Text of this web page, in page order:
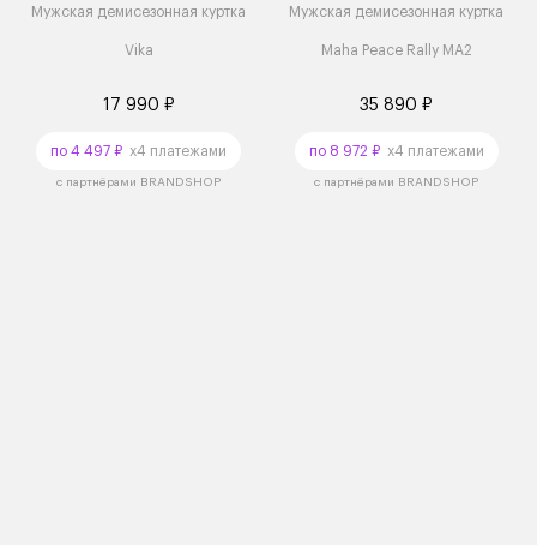
Мужская демисезонная куртка
Vika
17 990 ₽
по 4 497 ₽ x4 платежами
с партнёрами BRANDSHOP
Мужская демисезонная куртка
Maha Peace Rally MA2
35 890 ₽
по 8 972 ₽x4 платежами
с партнёрами BRANDSHOP